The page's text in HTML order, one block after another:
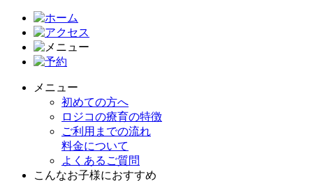
メニュー
初めての方へ
ロジコの療育の特徴
ご利用までの流れ
料金について
よくあるご質問
こんなお子様におすすめ